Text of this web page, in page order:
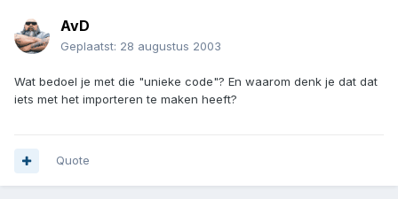
AvD
Geplaatst: 28 augustus 2003
Wat bedoel je met die "unieke code"? En waarom denk je dat dat
iets met het importeren te maken heeft?
Quote